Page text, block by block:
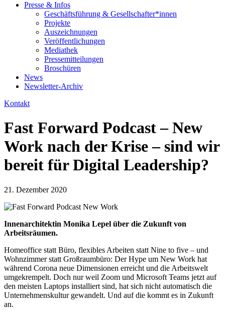
Presse & Infos
Geschäftsführung & Gesellschafter*innen
Projekte
Auszeichnungen
Veröffentlichungen
Mediathek
Pressemitteilungen
Broschüren
News
Newsletter-Archiv
Kontakt
Fast Forward Podcast – New
Work nach der Krise – sind wir
bereit für Digital Leadership?
21. Dezember 2020
Innenarchitektin Monika Lepel über die Zukunft von
Arbeitsräumen.
Homeoffice statt Büro, flexibles Arbeiten statt Nine to five – und
Wohnzimmer statt Großraumbüro: Der Hype um New Work hat
während Corona neue Dimensionen erreicht und die Arbeitswelt
umgekrempelt. Doch nur weil Zoom und Microsoft Teams jetzt auf
den meisten Laptops installiert sind, hat sich nicht automatisch die
Unternehmenskultur gewandelt. Und auf die kommt es in Zukunft
an.